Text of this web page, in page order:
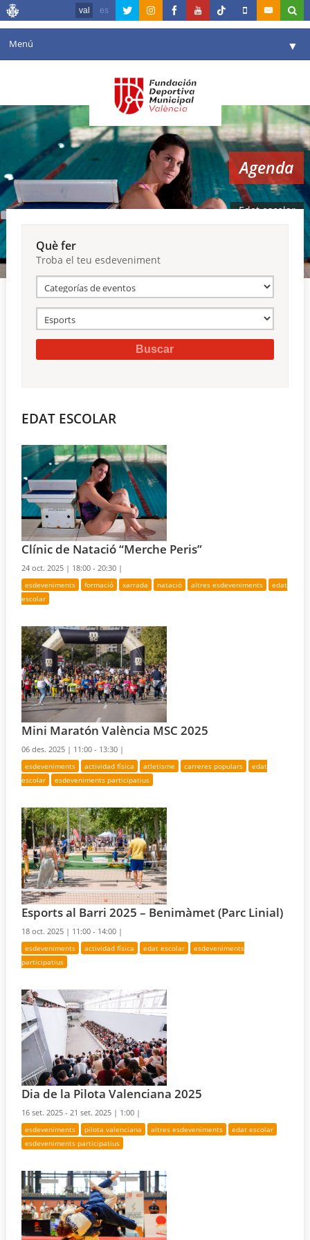
val es
Menú ▼
Agenda
Instal·lacions ▼
Comunicació ▼
València en esport ▼
Reserves
Agenda
Edat escolar
Què fer
Troba el teu esdeveniment
EDAT ESCOLAR
Clínic de Natació “Merche Peris”
24 oct. 2025 | 18:00 - 20:30 |
esdeveniments formació xarrada natació altres esdeveniments
edat
escolar
Mini Maratón València MSC 2025
06 des. 2025 | 11:00 - 13:30 |
esdeveniments actividad física atletisme carreres populars
edat
escolar
esdeveniments participatius
Esports al Barri 2025 – Benimàmet (Parc Linial)
18 oct. 2025 | 11:00 - 14:00 |
esdeveniments actividad física edat escolar
esdeveniments
participatius
Dia de la Pilota Valenciana 2025
16 set. 2025 - 21 set. 2025 | 1:00 |
esdeveniments pilota valenciana altres esdeveniments
edat escolar
esdeveniments participatius